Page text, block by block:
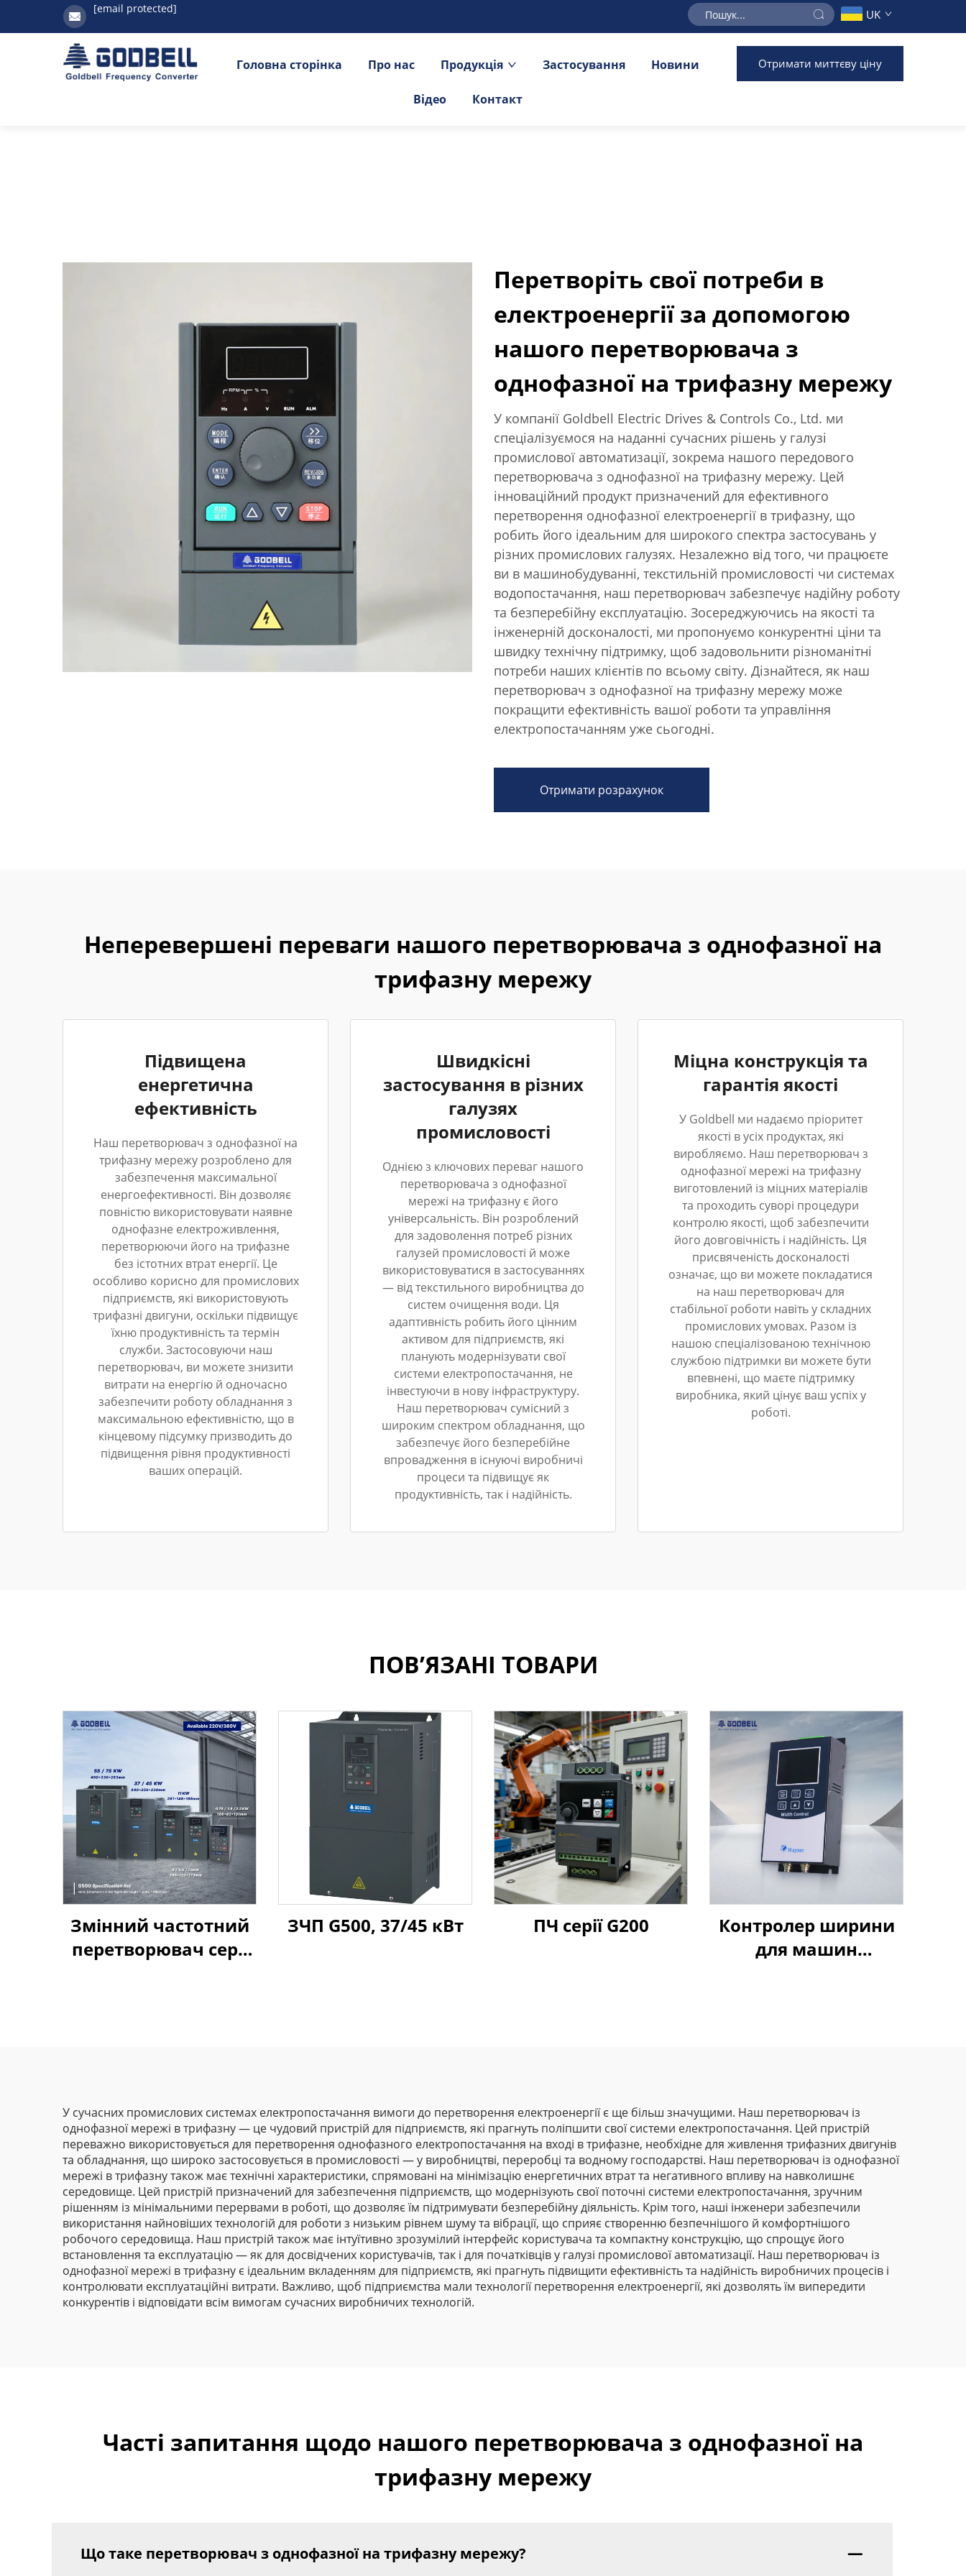
[email protected] UK
Головна сторінка Про нас Продукція Застосування Новини
Відео Контакт
Отримати миттєву ціну
Перетворіть свої потреби в
електроенергії за допомогою
нашого перетворювача з
однофазної на трифазну мережу
У компанії Goldbell Electric Drives & Controls Co., Ltd. ми
спеціалізуємося на наданні сучасних рішень у галузі
промислової автоматизації, зокрема нашого передового
перетворювача з однофазної на трифазну мережу. Цей
інноваційний продукт призначений для ефективного
перетворення однофазної електроенергії в трифазну, що
робить його ідеальним для широкого спектра застосувань у
різних промислових галузях. Незалежно від того, чи працюєте
ви в машинобудуванні, текстильній промисловості чи системах
водопостачання, наш перетворювач забезпечує надійну роботу
та безперебійну експлуатацію. Зосереджуючись на якості та
інженерній досконалості, ми пропонуємо конкурентні ціни та
швидку технічну підтримку, щоб задовольнити різноманітні
потреби наших клієнтів по всьому світу. Дізнайтеся, як наш
перетворювач з однофазної на трифазну мережу може
покращити ефективність вашої роботи та управління
електропостачанням уже сьогодні.
Отримати розрахунок
Неперевершені переваги нашого перетворювача з однофазної на
трифазну мережу
Підвищена
енергетична
ефективність
Наш перетворювач з однофазної на
трифазну мережу розроблено для
забезпечення максимальної
енергоефективності. Він дозволяє
повністю використовувати наявне
однофазне електроживлення,
перетворюючи його на трифазне
без істотних втрат енергії. Це
особливо корисно для промислових
підприємств, які використовують
трифазні двигуни, оскільки підвищує
їхню продуктивність та термін
служби. Застосовуючи наш
перетворювач, ви можете знизити
витрати на енергію й одночасно
забезпечити роботу обладнання з
максимальною ефективністю, що в
кінцевому підсумку призводить до
підвищення рівня продуктивності
ваших операцій.
Швидкісні
застосування в різних
галузях
промисловості
Однією з ключових переваг нашого
перетворювача з однофазної
мережі на трифазну є його
універсальність. Він розроблений
для задоволення потреб різних
галузей промисловості й може
використовуватися в застосуваннях
— від текстильного виробництва до
систем очищення води. Ця
адаптивність робить його цінним
активом для підприємств, які
планують модернізувати свої
системи електропостачання, не
інвестуючи в нову інфраструктуру.
Наш перетворювач сумісний з
широким спектром обладнання, що
забезпечує його безперебійне
впровадження в існуючі виробничі
процеси та підвищує як
продуктивність, так і надійність.
Міцна конструкція та
гарантія якості
У Goldbell ми надаємо пріоритет
якості в усіх продуктах, які
виробляємо. Наш перетворювач з
однофазної мережі на трифазну
виготовлений із міцних матеріалів
та проходить суворі процедури
контролю якості, щоб забезпечити
його довговічність і надійність. Ця
присвяченість досконалості
означає, що ви можете покладатися
на наш перетворювач для
стабільної роботи навіть у складних
промислових умовах. Разом із
нашою спеціалізованою технічною
службою підтримки ви можете бути
впевнені, що маєте підтримку
виробника, який цінує ваш успіх у
роботі.
ПОВ’ЯЗАНІ ТОВАРИ
Змінний частотний
перетворювач серії
ЗЧП G500, 37/45 кВт ПЧ серії G200
Контролер ширини
для машин
У сучасних промислових системах електропостачання вимоги до перетворення електроенергії є ще більш значущими. Наш перетворювач із
однофазної мережі в трифазну — це чудовий пристрій для підприємств, які прагнуть поліпшити свої системи електропостачання. Цей пристрій
переважно використовується для перетворення однофазного електропостачання на вході в трифазне, необхідне для живлення трифазних двигунів
та обладнання, що широко застосовується в промисловості — у виробництві, переробці та водному господарстві. Наш перетворювач із однофазної
мережі в трифазну також має технічні характеристики, спрямовані на мінімізацію енергетичних втрат та негативного впливу на навколишнє
середовище. Цей пристрій призначений для забезпечення підприємств, що модернізують свої поточні системи електропостачання, зручним
рішенням із мінімальними перервами в роботі, що дозволяє їм підтримувати безперебійну діяльність. Крім того, наші інженери забезпечили
використання найновіших технологій для роботи з низьким рівнем шуму та вібрації, що сприяє створенню безпечнішого й комфортнішого
робочого середовища. Наш пристрій також має інтуїтивно зрозумілий інтерфейс користувача та компактну конструкцію, що спрощує його
встановлення та експлуатацію — як для досвідчених користувачів, так і для початківців у галузі промислової автоматизації. Наш перетворювач із
однофазної мережі в трифазну є ідеальним вкладенням для підприємств, які прагнуть підвищити ефективність та надійність виробничих процесів і
контролювати експлуатаційні витрати. Важливо, щоб підприємства мали технології перетворення електроенергії, які дозволять їм випередити
конкурентів і відповідати всім вимогам сучасних виробничих технологій.
Часті запитання щодо нашого перетворювача з однофазної на
трифазну мережу
Що таке перетворювач з однофазної на трифазну мережу?